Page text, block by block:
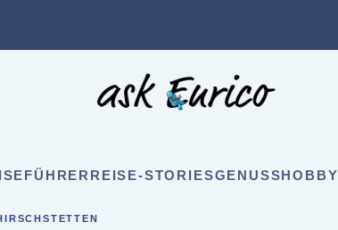
REISE-STORIESGENUSSHOBBY